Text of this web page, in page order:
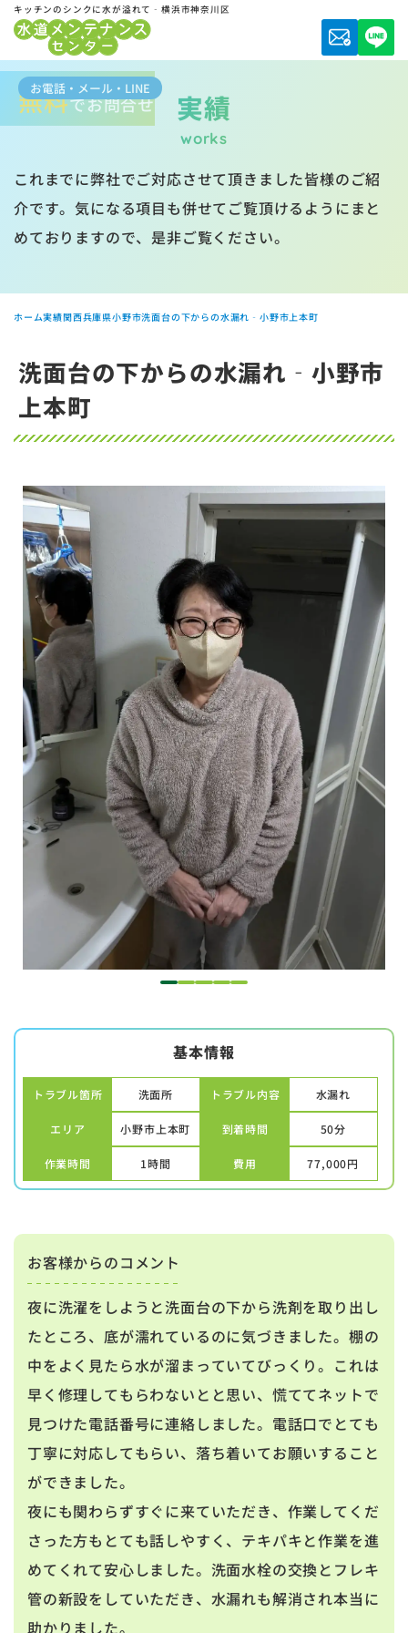
キッチンのシンクに水が溢れて‐横浜市神奈川区
実績
works
これまでに弊社でご対応させて頂きました皆様のご紹
介です。気になる項目も併せてご覧頂けるようにまと
めておりますので、是非ご覧ください。
ホーム実績関西兵庫県小野市洗面台の下からの水漏れ‐小野市上本町
洗面台の下からの水漏れ‐小野市
上本町
基本情報
トラブル箇所 洗面所 トラブル内容 水漏れ
エリア 小野市上本町 到着時間 50分
作業時間 1時間 費用 77,000円
お客様からのコメント
夜に洗濯をしようと洗面台の下から洗剤を取り出し
たところ、底が濡れているのに気づきました。棚の
中をよく見たら水が溜まっていてびっくり。これは
早く修理してもらわないとと思い、慌ててネットで
見つけた電話番号に連絡しました。電話口でとても
丁寧に対応してもらい、落ち着いてお願いすること
ができました。
夜にも関わらずすぐに来ていただき、作業してくだ
さった方もとても話しやすく、テキパキと作業を進
めてくれて安心しました。洗面水栓の交換とフレキ
管の新設をしていただき、水漏れも解消され本当に
助かりました。
お電話・メール・LINE
無料でお問合せ